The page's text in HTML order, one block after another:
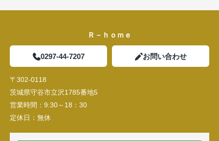
Ｒ－ｈｏｍｅ
0297-44-7207 お問い合わせ
〒302-0118
茨城県守谷市立沢1785番地5
営業時間： 9:30～18：30
定休日： 無休